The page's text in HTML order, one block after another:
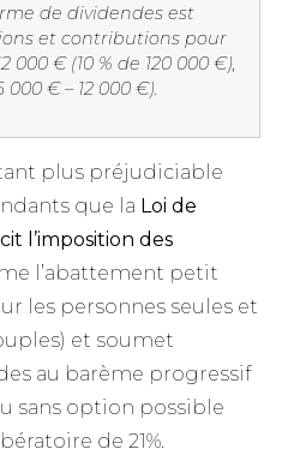
de dividendes est
et contributions pour
000 € (10 % de 120 000 €),
€ – 12 000 €).
plus préjudiciable
que la Loi de
l’imposition des
l’abattement petit
les personnes seules et
et soumet
au barème progressif
sans option possible
de 21%.